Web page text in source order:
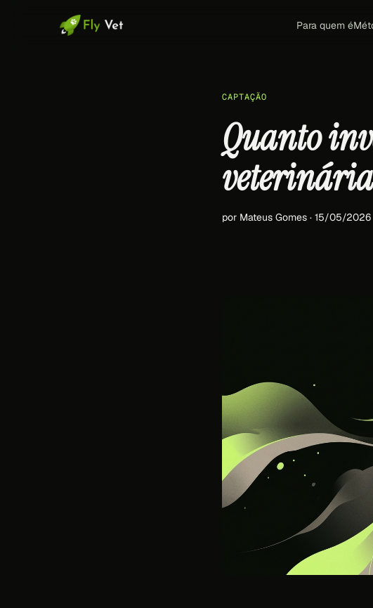
Para quem é
CAPTAÇÃO
Quanto
veterinária
por Mateus Gomes · 15/05/2026